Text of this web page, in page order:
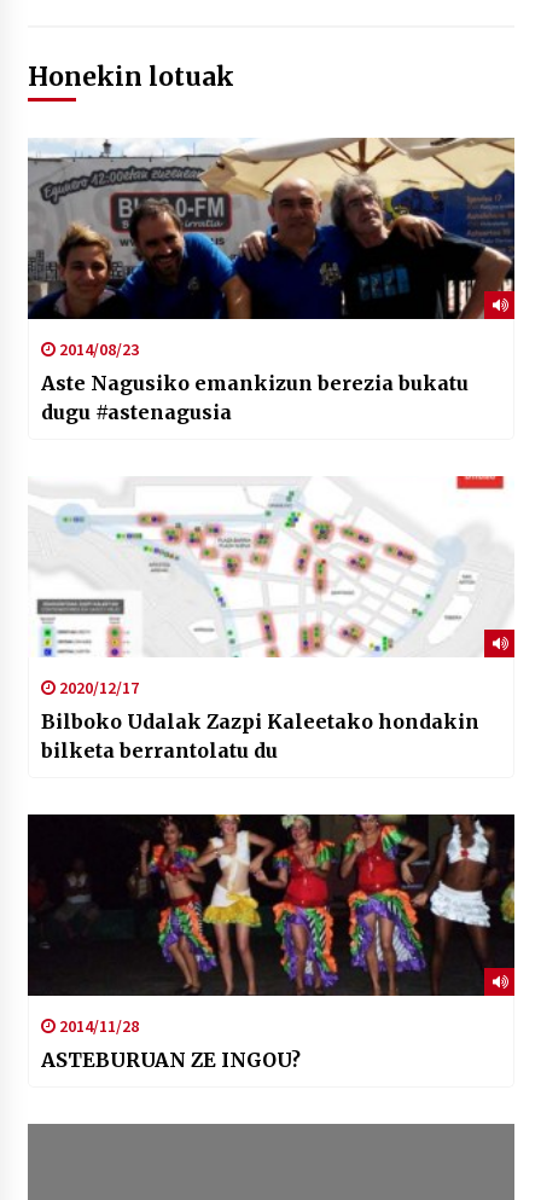
Honekin lotuak
2014/08/23
Aste Nagusiko emankizun berezia bukatu
dugu #astenagusia
2020/12/17
Bilboko Udalak Zazpi Kaleetako hondakin
bilketa berrantolatu du
2014/11/28
ASTEBURUAN ZE INGOU?